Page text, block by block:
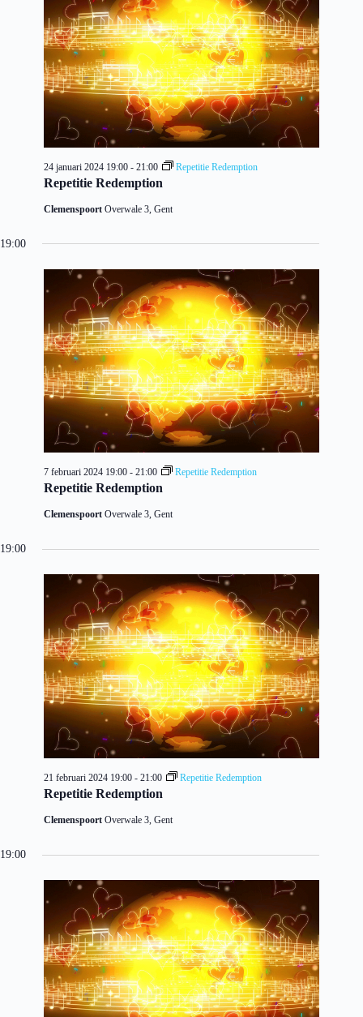
Repetitie Redemption
24 januari 2024 19:00 - 21:00 Repetitie Redemption
Clemenspoort Overwale 3, Gent
19:00
Repetitie Redemption
7 februari 2024 19:00 - 21:00 Repetitie Redemption
Clemenspoort Overwale 3, Gent
19:00
Repetitie Redemption
21 februari 2024 19:00 - 21:00 Repetitie Redemption
Clemenspoort Overwale 3, Gent
19:00